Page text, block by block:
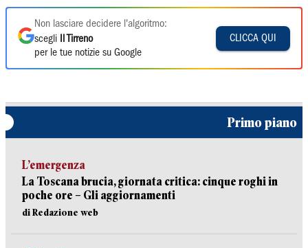
Non lasciare decidere l'algoritmo:
scegli
Il Tirreno
per le tue notizie su Google
CLICCA QUI
Primo piano
L’emergenza
La Toscana brucia, giornata critica: cinque roghi in
poche ore – Gli aggiornamenti
di Redazione web